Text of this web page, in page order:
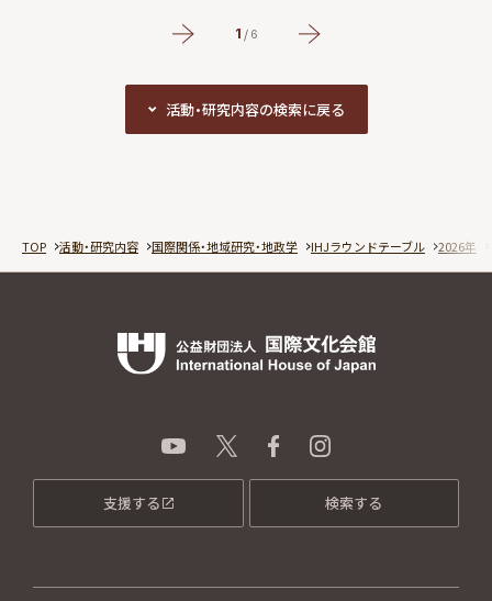
1 / 6
活動・研究内容の検索に戻る
活動・研究内容の検索に戻る
TOP 活動・研究内容 国際関係・地域研究・地政学 IHJラウンドテーブル 2026年
支援する 検索する